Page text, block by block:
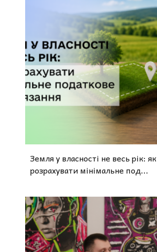
Земля у власності не весь рік: як
розрахувати мінімальне под...